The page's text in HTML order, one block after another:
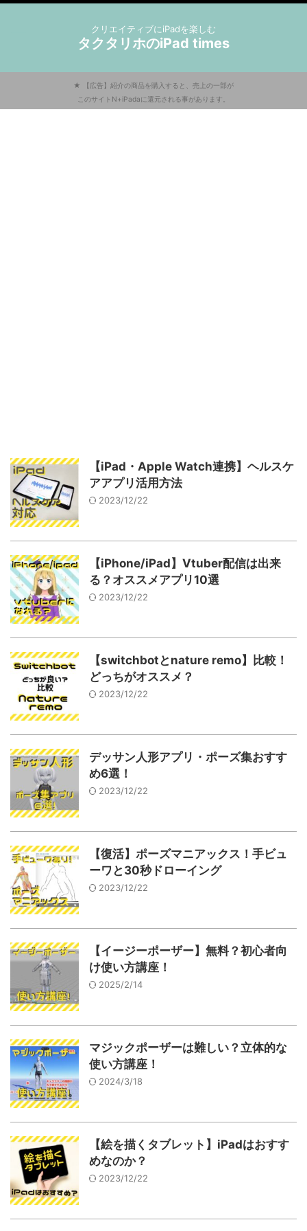
クリエイティブにiPadを楽しむ
タクタリホのiPad times
★ 【広告】紹介の商品を購入すると、売上の一部が
このサイトN+iPadaに還元される事があります。
【iPad・Apple Watch連携】ヘルスケ
アアプリ活用方法
2023/12/22
【iPhone/iPad】Vtuber配信は出来
る？オススメアプリ10選
2023/12/22
【switchbotとnature remo】比較！
どっちがオススメ？
2023/12/22
デッサン人形アプリ・ポーズ集おすす
め6選！
2023/12/22
【復活】ポーズマニアックス！手ビュ
ーワと30秒ドローイング
2023/12/22
【イージーポーザー】無料？初心者向
け使い方講座！
2025/2/14
マジックポーザーは難しい？立体的な
使い方講座！
2024/3/18
【絵を描くタブレット】iPadはおすす
めなのか？
2023/12/22